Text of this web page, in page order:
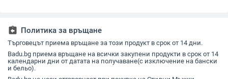
възраст
assignment_return Политика за връщане
Търговецът приема връщане за този продукт в срок от 14 дни.
Badu.bg приема връщане на всички закупени продукти в срок от 14
календарни дни от датата на получаване(с изключение на бански
и бельо).